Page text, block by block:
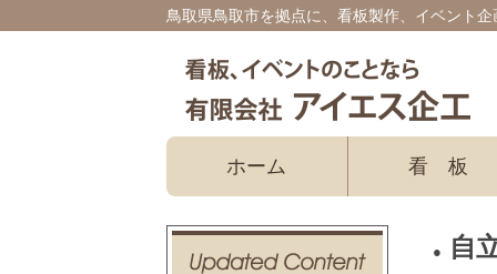
鳥取県鳥取市を拠点に、看板製作、イベント
ホーム 看板
自